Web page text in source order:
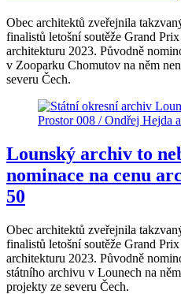
Obec architektů zveřejnila
finalistů letošní soutěže Grand
architekturu 2023. Původně
v Zooparku Chomutov na něm
severu Čech.
Lounský archiv to
nominace na cenu
50
Obec architektů zveřejnila
finalistů letošní soutěže Grand
architekturu 2023. Původně
státního archivu v Lounech na
projekty ze severu Čech.